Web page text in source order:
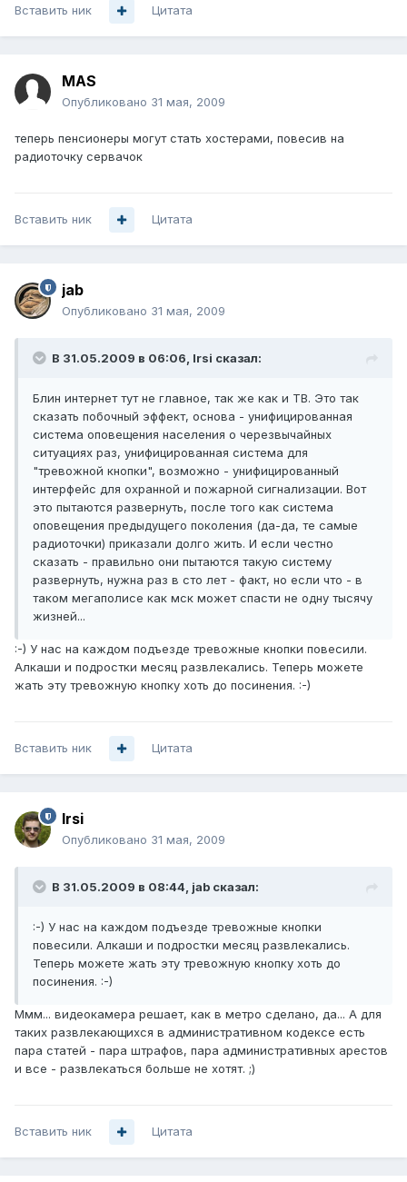
Вставить ник Цитата
MAS
Опубликовано 31 мая, 2009
теперь пенсионеры могут стать хостерами, повесив на
радиоточку сервачок
Вставить ник Цитата
jab
Опубликовано 31 мая, 2009
В 31.05.2009 в 06:06, Irsi сказал:
Блин интернет тут не главное, так же как и ТВ. Это так
сказать побочный эффект, основа - унифицированная
система оповещения населения о черезвычайных
ситуациях раз, унифицированная система для
"тревожной кнопки", возможно - унифицированный
интерфейс для охранной и пожарной сигнализации. Вот
это пытаются развернуть, после того как система
оповещения предыдущего поколения (да-да, те самые
радиоточки) приказали долго жить. И если честно
сказать - правильно они пытаются такую систему
развернуть, нужна раз в сто лет - факт, но если что - в
таком мегаполисе как мск может спасти не одну тысячу
жизней...
:-) У нас на каждом подъезде тревожные кнопки повесили.
Алкаши и подростки месяц развлекались. Теперь можете
жать эту тревожную кнопку хоть до посинения. :-)
Вставить ник Цитата
Irsi
Опубликовано 31 мая, 2009
В 31.05.2009 в 08:44, jab сказал:
:-) У нас на каждом подъезде тревожные кнопки
повесили. Алкаши и подростки месяц развлекались.
Теперь можете жать эту тревожную кнопку хоть до
посинения. :-)
Ммм... видеокамера решает, как в метро сделано, да... А для
таких развлекающихся в административном кодексе есть
пара статей - пара штрафов, пара административных арестов
и все - развлекаться больше не хотят. ;)
Вставить ник Цитата